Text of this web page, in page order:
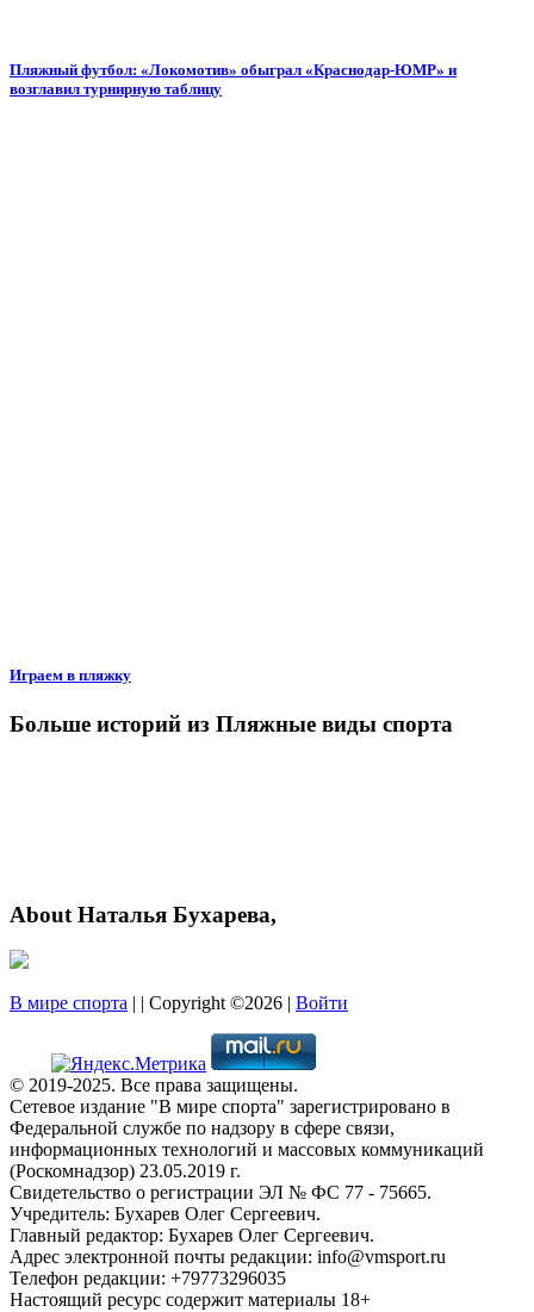
Пляжный футбол: «Локомотив» обыграл «Краснодар-ЮМР» и
возглавил турнирную таблицу
Играем в пляжку
Больше историй из Пляжные виды спорта
About Наталья Бухарева,
В мире спорта | | Copyright ©2026 | Войти
© 2019-2025. Все права защищены.
Сетевое издание "В мире спорта" зарегистрировано в
Федеральной службе по надзору в сфере связи,
информационных технологий и массовых коммуникаций
(Роскомнадзор) 23.05.2019 г.
Свидетельство о регистрации ЭЛ № ФС 77 - 75665.
Учредитель: Бухарев Олег Сергеевич.
Главный редактор: Бухарев Олег Сергеевич.
Адрес электронной почты редакции: info@vmsport.ru
Телефон редакции: +79773296035
Настоящий ресурс содержит материалы 18+